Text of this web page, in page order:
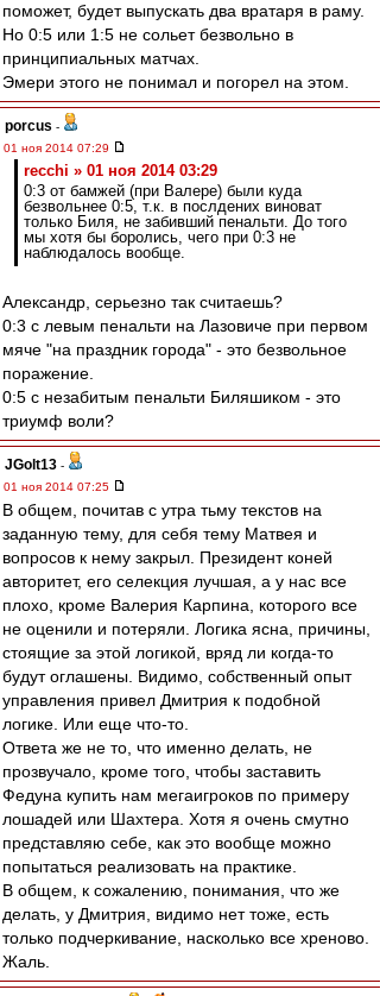
поможет, будет выпускать два вратаря в раму.
Но 0:5 или 1:5 не сольет безвольно в
принципиальных матчах.
Эмери этого не понимал и погорел на этом.
porcus -
01 ноя 2014 07:29
recchi » 01 ноя 2014 03:29
0:3 от бамжей (при Валере) были куда
безвольнее 0:5, т.к. в послдених виноват
только Биля, не забивший пенальти. До того
мы хотя бы боролись, чего при 0:3 не
наблюдалось вообще.
Александр, серьезно так считаешь?
0:3 с левым пенальти на Лазовиче при первом
мяче "на праздник города" - это безвольное
поражение.
0:5 с незабитым пенальти Биляшиком - это
триумф воли?
JGolt13 -
01 ноя 2014 07:25
В общем, почитав с утра тьму текстов на
заданную тему, для себя тему Матвея и
вопросов к нему закрыл. Президент коней
авторитет, его селекция лучшая, а у нас все
плохо, кроме Валерия Карпина, которого все
не оценили и потеряли. Логика ясна, причины,
стоящие за этой логикой, вряд ли когда-то
будут оглашены. Видимо, собственный опыт
управления привел Дмитрия к подобной
логике. Или еще что-то.
Ответа же не то, что именно делать, не
прозвучало, кроме того, чтобы заставить
Федуна купить нам мегаигроков по примеру
лошадей или Шахтера. Хотя я очень смутно
представляю себе, как это вообще можно
попытаться реализовать на практике.
В общем, к сожалению, понимания, что же
делать, у Дмитрия, видимо нет тоже, есть
только подчеркивание, насколько все хреново.
Жаль.